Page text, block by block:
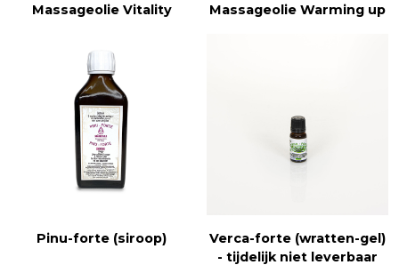
Massageolie Vitality Massageolie Warming up
Pinu-forte (siroop)
Verca-forte (wratten-gel)
- tijdelijk niet leverbaar